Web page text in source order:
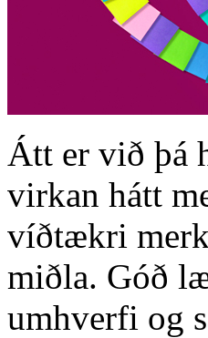
Átt er við þá
virkan hátt
víðtækri
miðla. Góð
umhverfi og